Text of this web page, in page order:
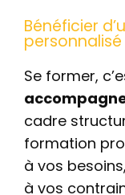
Bénéficier
Se former,
cadre
formation
à vos
à vos